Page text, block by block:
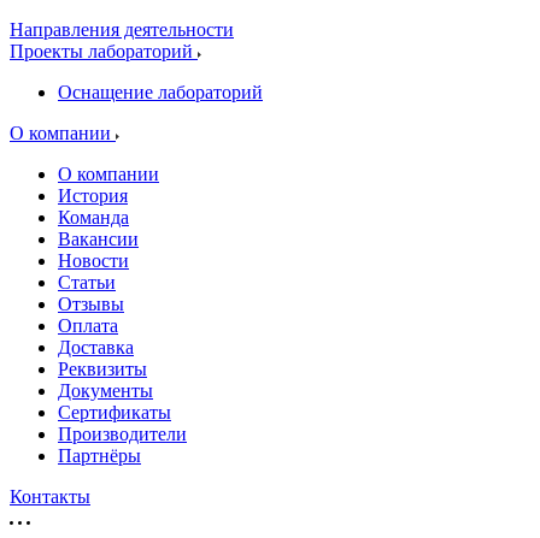
Направления деятельности
Проекты лабораторий
Оснащение лабораторий
О компании
О компании
История
Команда
Вакансии
Новости
Статьи
Отзывы
Оплата
Доставка
Реквизиты
Документы
Сертификаты
Производители
Партнёры
Контакты